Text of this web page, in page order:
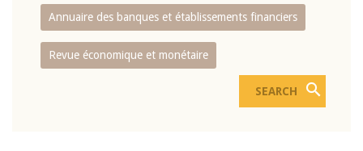
Annuaire des banques et établissements financiers
Revue économique et monétaire